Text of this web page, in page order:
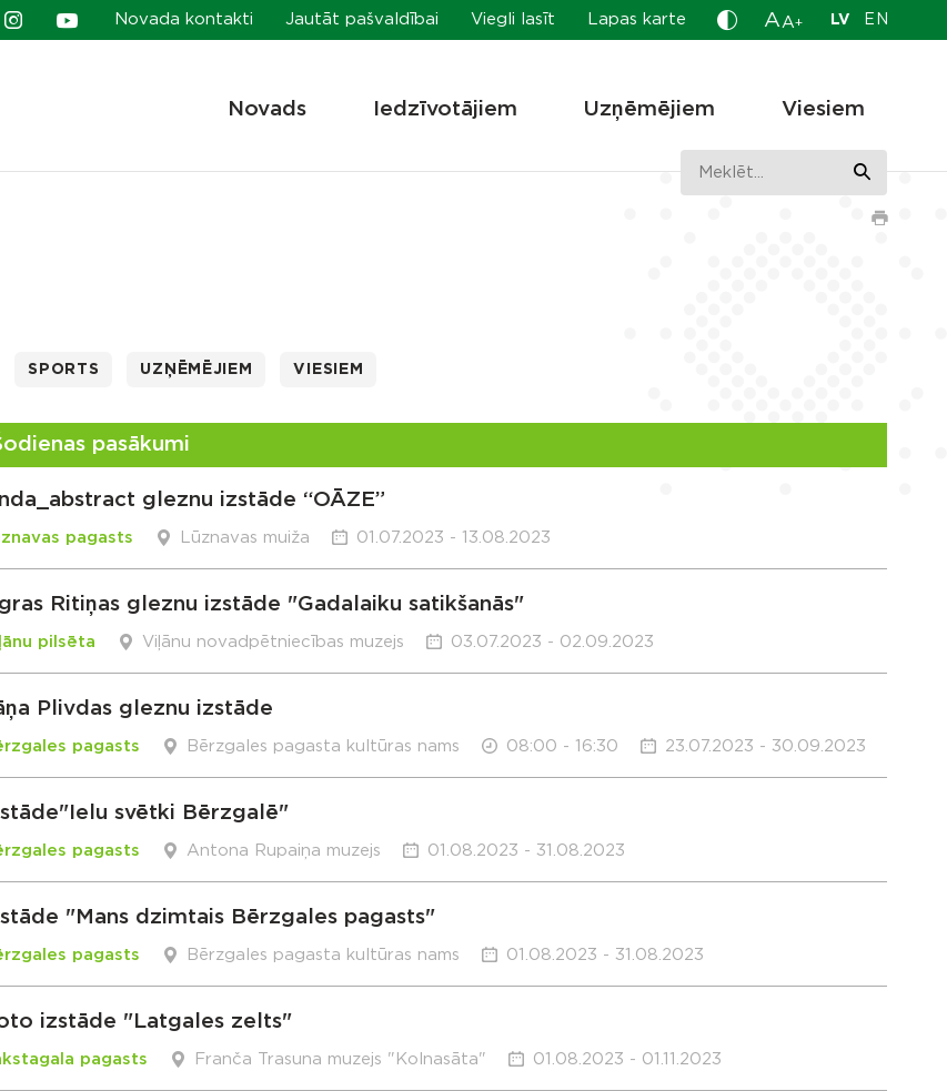
Novada kontakti Jautāt pašvaldībai Viegli lasīt Lapas karte A A+ LV EN
Novads Iedzīvotājiem Uzņēmējiem Viesiem
SPORTS UZŅĒMĒJIEM VIESIEM
pasākumi
gleznu izstāde “OĀZE”
pagasts Lūznavas muiža 01.07.2023 - 13.08.2023
Ritiņas gleznu izstāde "Gadalaiku satikšanās"
pilsēta Viļānu novadpētniecības muzejs 03.07.2023 - 02.09.2023
Plivdas gleznu izstāde
pagasts Bērzgales pagasta kultūras nams 08:00 - 16:30 23.07.2023 - 30.09.2023
svētki Bērzgalē"
pagasts Antona Rupaiņa muzejs 01.08.2023 - 31.08.2023
"Mans dzimtais Bērzgales pagasts"
pagasts Bērzgales pagasta kultūras nams 01.08.2023 - 31.08.2023
izstāde "Latgales zelts"
pagasts Franča Trasuna muzejs "Kolnasāta" 01.08.2023 - 01.11.2023